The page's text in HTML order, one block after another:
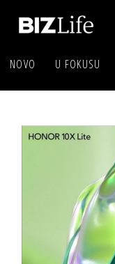
NOVO U FOKUSU